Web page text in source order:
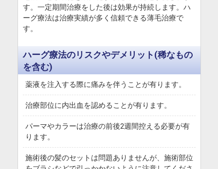
す。一定期間治療をした後は効果が持続します。ハ
ーグ療法は治療実績が多く信頼できる薄毛治療で
す。
ハーグ療法のリスクやデメリット(稀なもの
を含む)
薬液を注入する際に痛みを伴うことが有ります。
治療部位に内出血を認めることが有ります。
パーマやカラーは治療の前後2週間控える必要が有
ります。
施術後の髪のセットは問題ありませんが、施術部位